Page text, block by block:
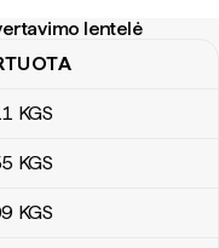
lentelė
lentelė
KGS
KGS
KGS